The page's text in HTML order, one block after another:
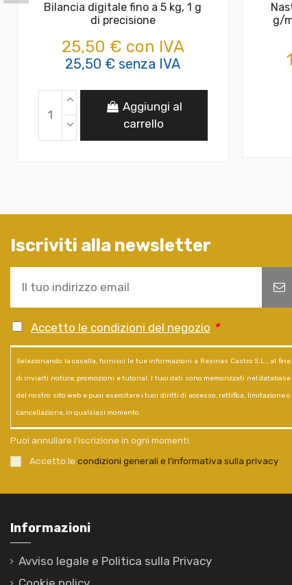
Bilancia digitale fino a 5 kg, 1 g
di precisione
25,50 € con IVA
25,50 € senza IVA
Aggiungi al
carrello
g/
Iscriviti alla newsletter
Accetto le condizioni del negozio *
Selezionando la casella, fornisci le tue informazioni a Resinas Castro S.L., al fine
di inviarti notizie, promozioni e tutorial. I tuoi dati sono memorizzati nel database
del nostro sito web e puoi esercitare i tuoi diritti di accesso, rettifica, limitazione o
cancellazione, in qualsiasi momento.
Puoi annullare l'iscrizione in ogni momenti.
Accetto le condizioni generali e l’informativa sulla privacy.
Informazioni
Avviso legale e Politica sulla Privacy